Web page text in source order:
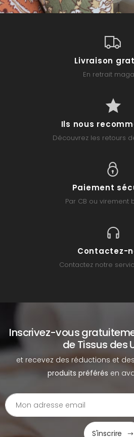
Livraison
En retrait
Ils nous
Découvrez les retours
Paiement
Par CB ou virement
Contactez-
Contactez notre
Inscrivez-vous
de Tissus des
et recevez des réductions et
produits préférés en
S'inscrire